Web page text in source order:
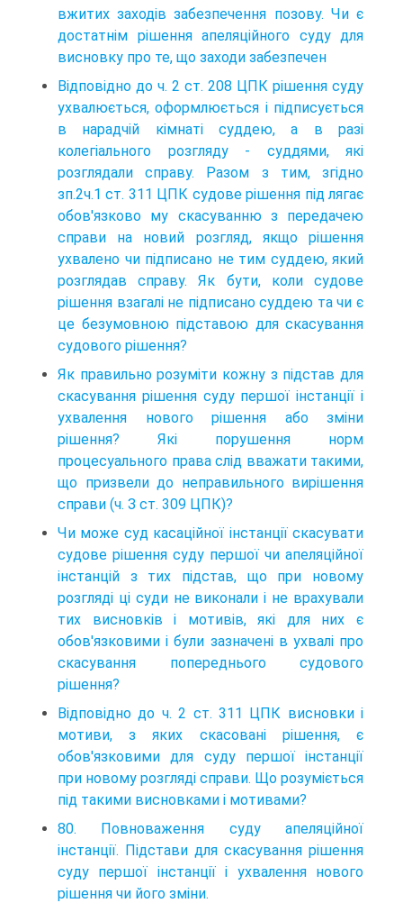
вжитих заходів забезпечення позову. Чи є
достатнім рішення апеляційного суду для
висновку про те, що заходи забезпечен
Відповідно до ч. 2 ст. 208 ЦПК рішення суду
ухвалюється, оформлюється і підписується
в нарадчій кімнаті суддею, а в разі
колегіального розгляду - суддями, які
розглядали справу. Разом з тим, згідно
зп.2ч.1 ст. 311 ЦПК судове рішення під лягає
обов'язково му скасуванню з передачею
справи на новий розгляд, якщо рішення
ухвалено чи підписано не тим суддею, який
розглядав справу. Як бути, коли судове
рішення взагалі не підписано суддею та чи є
це безумовною підставою для скасування
судового рішення?
Як правильно розуміти кожну з підстав для
скасування рішення суду першої інстанції і
ухвалення нового рішення або зміни
рішення? Які порушення норм
процесуального права слід вважати такими,
що призвели до неправильного вирішення
справи (ч. З ст. 309 ЦПК)?
Чи може суд касаційної інстанції скасувати
судове рішення суду першої чи апеляційної
інстанцій з тих підстав, що при новому
розгляді ці суди не виконали і не врахували
тих висновків і мотивів, які для них є
обов'язковими і були зазначені в ухвалі про
скасування попереднього судового
рішення?
Відповідно до ч. 2 ст. 311 ЦПК висновки і
мотиви, з яких скасовані рішення, є
обов'язковими для суду першої інстанції
при новому розгляді справи. Що розуміється
під такими висновками і мотивами?
80. Повноваження суду апеляційної
інстанції. Підстави для скасування рішення
суду першої інстанції і ухвалення нового
рішення чи його зміни.